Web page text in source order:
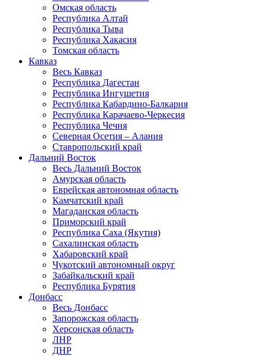
Омская область
Республика Алтай
Республика Тыва
Республика Хакасия
Томская область
Кавказ
Весь Кавказ
Республика Дагестан
Республика Ингушетия
Республика Кабардино-Балкария
Республика Карачаево-Черкесия
Республика Чечня
Северная Осетия – Алания
Ставропольский край
Дальний Восток
Весь Дальний Восток
Амурская область
Еврейская автономная область
Камчатский край
Магаданская область
Приморский край
Республика Саха (Якутия)
Сахалинская область
Хабаровский край
Чукотский автономный округ
Забайкальский край
Республика Бурятия
Донбасс
Весь Донбасс
Запорожская область
Херсонская область
ЛНР
ДНР